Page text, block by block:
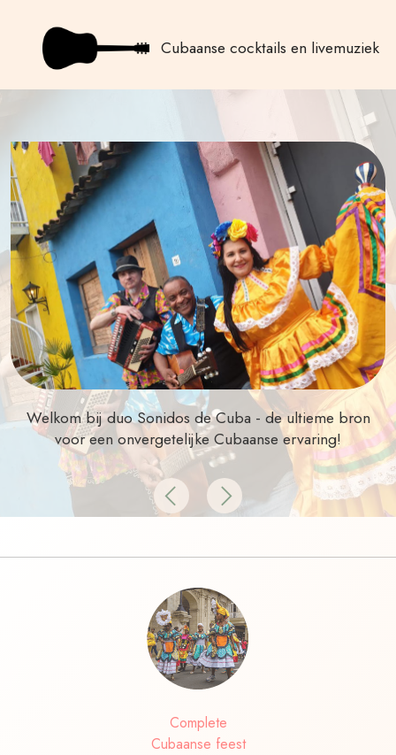
Cubaanse cocktails en livemuziek
Welkom bij duo Sonidos de Cuba - de ultieme bron
voor een onvergetelijke Cubaanse ervaring!
PreviousNext
Complete
Cubaanse feest